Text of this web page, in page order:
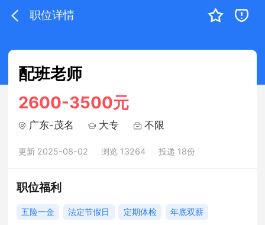
职位详情
配班老师
2600-3500元
广东-茂名 大专 不限
更新 2025-08-02 浏览 13264 投递 18份
职位福利
五险一金 法定节假日 定期体检 年底双薪